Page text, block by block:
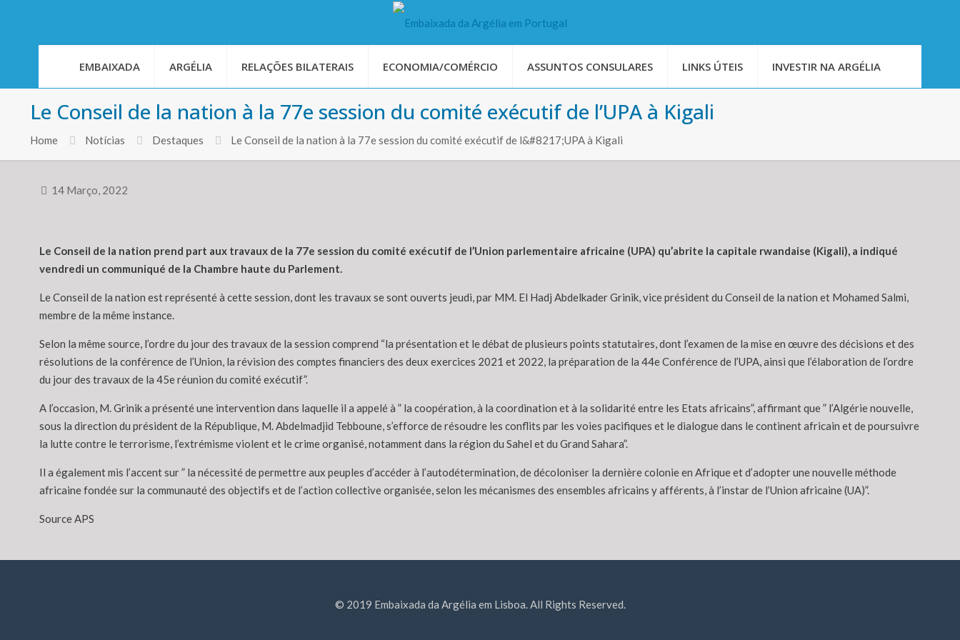
EMBAIXADA ARGÉLIA RELAÇÕES BILATERAIS ECONOMIA/COMÉRCIO ASSUNTOS CONSULARES LINKS ÚTEIS INVESTIR NA ARGÉLIA
Le Conseil de la nation à la 77e session du comité exécutif de l’UPA à Kigali
Home Notícias Destaques Le Conseil de la nation à la 77e session du comité exécutif de l&#8217;UPA à Kigali
14 Março, 2022
Le Conseil de la nation prend part aux travaux de la 77e session du comité exécutif de l’Union parlementaire africaine (UPA) qu’abrite la capitale rwandaise (Kigali), a indiqué
vendredi un communiqué de la Chambre haute du Parlement.
Le Conseil de la nation est représenté à cette session, dont les travaux se sont ouverts jeudi, par MM. El Hadj Abdelkader Grinik, vice président du Conseil de la nation et Mohamed Salmi,
membre de la même instance.
Selon la même source, l’ordre du jour des travaux de la session comprend “la présentation et le débat de plusieurs points statutaires, dont l’examen de la mise en œuvre des décisions et des
résolutions de la conférence de l’Union, la révision des comptes financiers des deux exercices 2021 et 2022, la préparation de la 44e Conférence de l’UPA, ainsi que l’élaboration de l’ordre
du jour des travaux de la 45e réunion du comité exécutif”.
A l’occasion, M. Grinik a présenté une intervention dans laquelle il a appelé à ” la coopération, à la coordination et à la solidarité entre les Etats africains”, affirmant que ” l’Algérie nouvelle,
sous la direction du président de la République, M. Abdelmadjid Tebboune, s’efforce de résoudre les conflits par les voies pacifiques et le dialogue dans le continent africain et de poursuivre
la lutte contre le terrorisme, l’extrémisme violent et le crime organisé, notamment dans la région du Sahel et du Grand Sahara”.
Il a également mis l’accent sur ” la nécessité de permettre aux peuples d’accéder à l’autodétermination, de décoloniser la dernière colonie en Afrique et d’adopter une nouvelle méthode
africaine fondée sur la communauté des objectifs et de l’action collective organisée, selon les mécanismes des ensembles africains y afférents, à l’instar de l’Union africaine (UA)”.
Source APS
© 2019 Embaixada da Argélia em Lisboa. All Rights Reserved.